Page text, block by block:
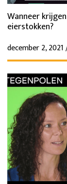
Wanneer
eierstokken?
december 2, 2021